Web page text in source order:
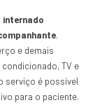
internado
.
e demais
TV e
serviço é possível
para o paciente.